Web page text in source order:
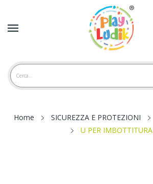
Home SICUREZZA E PROTEZIONI
U PER IMBOTTITURA